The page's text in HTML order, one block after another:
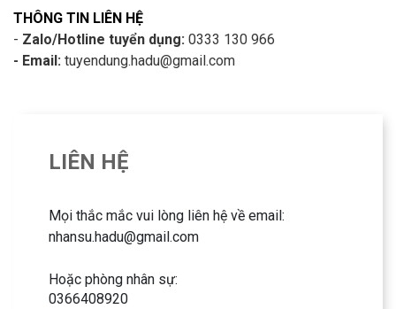
THÔNG TIN LIÊN HỆ
- Zalo/Hotline tuyển dụng: 0333 130 966
- Email: tuyendung.hadu@gmail.com
LIÊN HỆ
Mọi thắc mắc vui lòng liên hệ về email:
nhansu.hadu@gmail.com
Hoặc phòng nhân sự:
0366408920